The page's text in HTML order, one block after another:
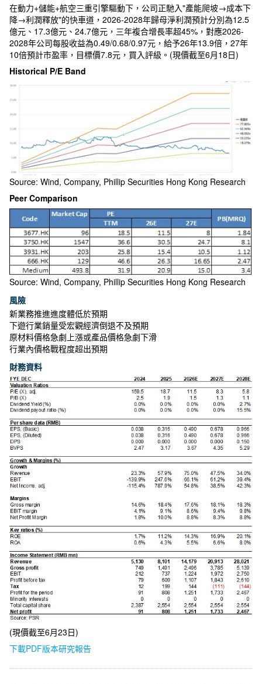
在動力+儲能+航空三重引擎驅動下，公司正馳入"產能爬坡→成本下
降→利潤釋放"的快車道，2026-2028年歸母淨利潤預計分別為12.5
億元、17.3億元、24.7億元，三年複合增長率超45%，對應2026-
2028年公司每股收益為0.49/0.68/0.97元，給予26年13.9倍，27年
10倍預計市盈率，目標價7.8元，買入評級。(現價截至6月18日)
Historical P/E Band
Source: Wind, Company, Phillip Securities Hong Kong Research
Peer Comparison
Source: Wind, Company, Phillip Securities Hong Kong Research
風險
新業務推進進度體低於預期
下遊行業銷量受宏觀經濟倒退不及預期
原材料價格急劇上漲或產品價格急劇下滑
行業內價格戰程度超出預期
財務資料
(現價截至6月23日)
下載PDF版本研究報告